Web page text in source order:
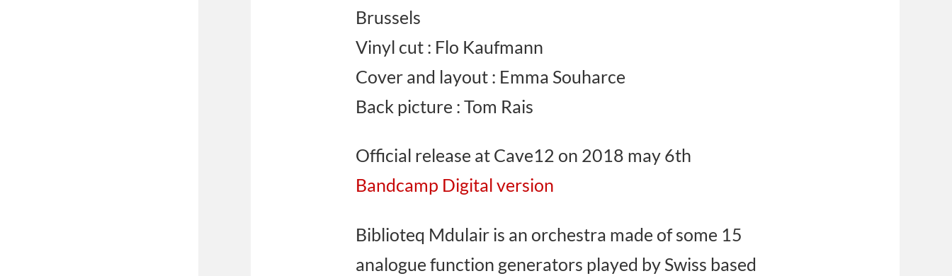
Brussels
Vinyl cut : Flo Kaufmann
Cover and layout : Emma Souharce
Back picture : Tom Rais
Official release at Cave12 on 2018 may 6th
Bandcamp Digital version
Biblioteq Mdulair is an orchestra made of some 15
analogue function generators played by Swiss based